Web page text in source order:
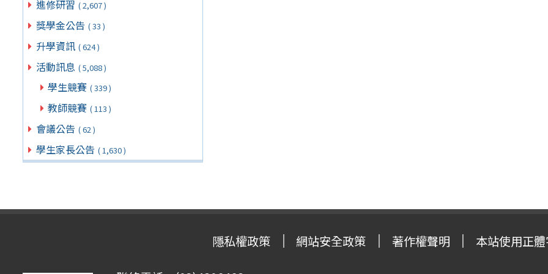
進修研習 ( 2,607 )
獎學金公告 ( 33 )
升學資訊 ( 624 )
活動訊息 ( 5,088 )
學生競賽 ( 339 )
教師競賽 ( 113 )
會議公告 ( 62 )
學生家長公告 ( 1,630 )
隱私權政策 網站安全政策 著作權聲明 本站使用正